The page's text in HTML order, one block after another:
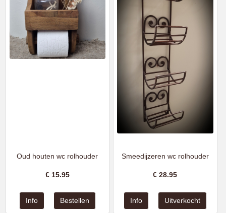
Oud houten wc rolhouder
€ 15.95
Smeedijzeren wc rolhouder
€28.95